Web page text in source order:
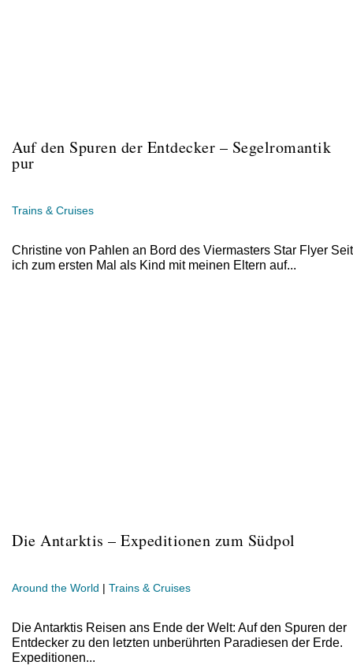
Auf den Spuren der Entdecker – Segelromantik
pur
Trains & Cruises
Christine von Pahlen an Bord des Viermasters Star Flyer Seit
ich zum ersten Mal als Kind mit meinen Eltern auf...
Die Antarktis – Expeditionen zum Südpol
Around the World | Trains & Cruises
Die Antarktis Reisen ans Ende der Welt: Auf den Spuren der
Entdecker zu den letzten unberührten Paradiesen der Erde.
Expeditionen...